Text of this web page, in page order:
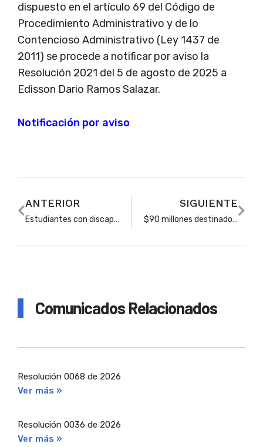
dispuesto en el artículo 69 del Código de
Procedimiento Administrativo y de lo
Contencioso Administrativo (Ley 1437 de
2011) se procede a notificar por aviso la
Resolución 2021 del 5 de agosto de 2025 a
Edisson Dario Ramos Salazar.
Notificación por aviso
ANTERIOR
Estudiantes con discapacidad podrán acceder a crédito 100% condonable para estudiar gratis
SIGUIENTE
$90 millones destinados para que futuros bachilleres de Soacha accedan a estudios universitarios
Comunicados Relacionados
Resolución 0068 de 2026
Ver más »
Resolución 0036 de 2026
Ver más »